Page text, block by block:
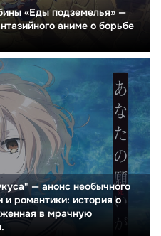
«Еды подземелья» —
аниме о борьбе
— анонс необычного
и романтики: история о
в мрачную